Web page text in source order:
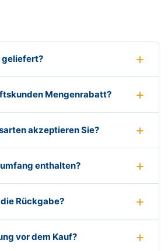
geliefert?
Mengenrabatt?
akzeptieren Sie?
enthalten?
Rückgabe?
vor dem Kauf?